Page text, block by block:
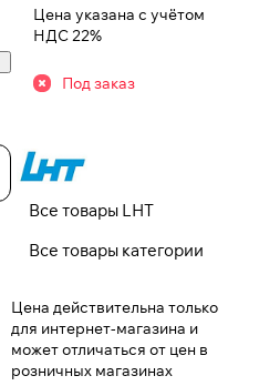
Цена указана с учётом
НДС 22%
Под заказ
Все товары LHT
Все товары категории
Цена действительна только
для интернет-магазина и
может отличаться от цен в
розничных магазинах